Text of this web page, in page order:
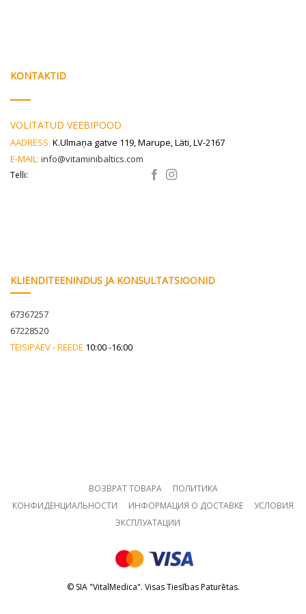
ВОЗВРАТ ТОВАРА
ПОЛИТИКА
КОНФИДЕНЦИАЛЬНОСТИ
ИНФОРМАЦИЯ О ДОСТАВКЕ
УСЛОВИЯ
ЭКСПЛУАТАЦИИ
© SIA "VitalMedica". Visas Tiesības Paturētas.
KONTAKTID
VOLITATUD VEEBIPOOD
AADRESS: K.Ulmaņa gatve 119, Marupe, Läti, LV-2167
E-MAIL: info@vitaminibaltics.com
Telli:
KLIENDITEENINDUS JA KONSULTATSIOONID
67367257
67228520
TEISIPÄEV - REEDE 10:00 -16:00